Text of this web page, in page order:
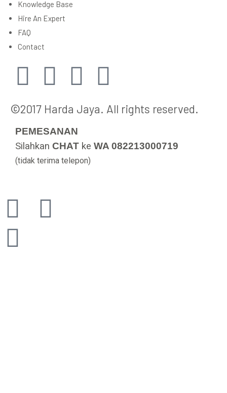
Knowledge Base
Hire An Expert
FAQ
Contact
©2017 Harda Jaya. All rights reserved.
PEMESANAN
Silahkan CHAT ke WA 082213000719
(tidak terima telepon)